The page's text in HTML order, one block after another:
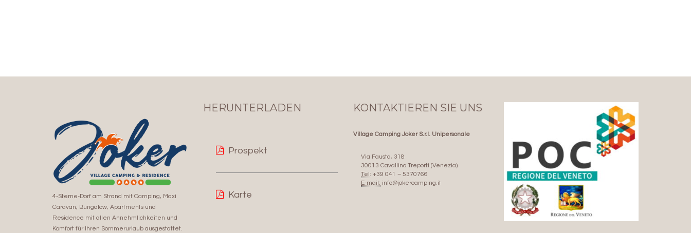
4-Sterne-Dorf am Strand mit Camping, Maxi
Caravan, Bungalow, Apartments und
Residence mit allen Annehmlichkeiten und
Komfort für Ihren Sommerurlaub ausgestattet.
HERUNTERLADEN
Prospekt
Karte
KONTAKTIEREN SIE UNS
Village Camping Joker S.r.l. Unipersonale
Via Fausta, 318
30013 Cavallino Treporti (Venezia)
Tel: +39 041 – 5370766
E-mail: info@jokercamping.it